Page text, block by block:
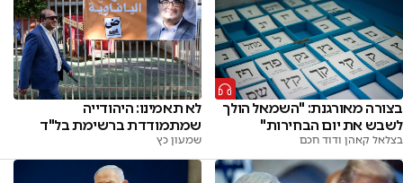
בצורה מאורגנת: "השמאל הולך
לשבש את יום הבחירות"
בצלאל קאהן ודוד חכם
לא תאמינו: היהודייה
שמתמודדת ברשימת בל"ד
שמעון כץ